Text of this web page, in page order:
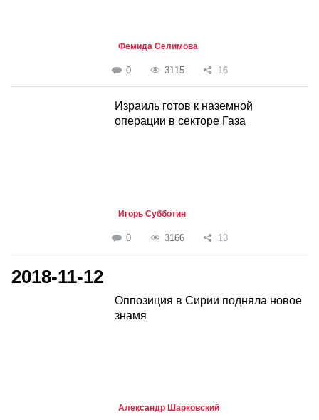
Фемида Селимова
0 3115 16
Израиль готов к наземной
операции в секторе Газа
Игорь Субботин
0 3166 13
2018-11-12
Оппозиция в Сирии подняла новое
знамя
Александр Шарковский